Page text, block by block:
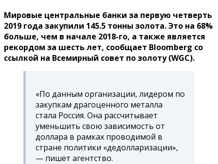
Мировые центральные банки за первую четверть
2019 года закупили 145.5 тонны золота. Это на 68%
больше, чем в начале 2018-го, а также является
рекордом за шесть лет, сообщает Bloomberg со
ссылкой на Всемирный совет по золоту (WGC).
«По данным организации, лидером по
закупкам драгоценного металла
стала Россия. Она рассчитывает
уменьшить свою зависимость от
доллара в рамках проводимой в
стране политики «дедолларизации»,
— пишет агентство.